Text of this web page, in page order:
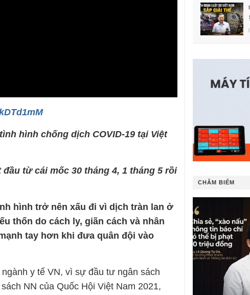
hình chống dịch COVID-19 tại Việt
từ cái mốc 30 tháng 4, 1 tháng 5 rồi
hình trở nên xấu đi vì dịch tràn lan ở
thốn do cách ly, giãn cách và nhân
tay hơn khi đưa quân đội vào
y tế VN, vì sự đầu tư ngân sách
NN của Quốc Hội Việt Nam 2021,
CHÂM BIẾM